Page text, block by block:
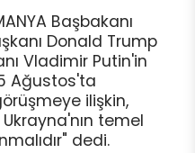
Başbakanı
Donald Trump
Vladimir Putin'in
Ağustos'ta
ilişkin,
temel
dedi.